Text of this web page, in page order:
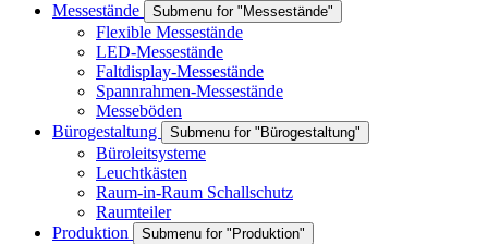
Messestände
Submenu for "Messestände"
Flexible Messestände
LED-Messestände
Faltdisplay-Messestände
Spannrahmen-Messestände
Messeböden
Bürogestaltung
Submenu for "Bürogestaltung"
Büroleitsysteme
Leuchtkästen
Raum-in-Raum Schallschutz
Raumteiler
Produktion
Submenu for "Produktion"